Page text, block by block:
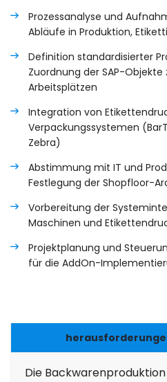
Prozessanalyse und
Abläufe in Produktion,
Definition standardisierter
Zuordnung der SAP-Objekte
Arbeitsplätzen
Integration von
Verpackungssystemen
Zebra)
Abstimmung mit IT und
Festlegung der Shopfloor-
Vorbereitung der
Maschinen und
Projektplanung und
für die AddOn-
Die